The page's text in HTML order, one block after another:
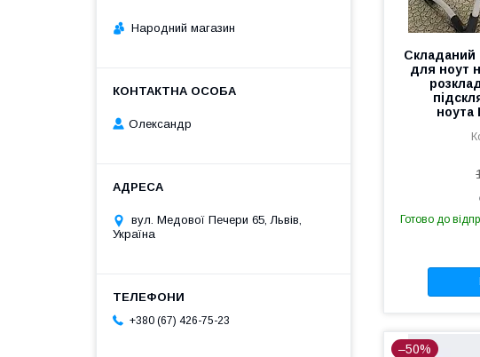
Складаний
для ноут
ноута
Готово до
–50%
Народний магазин
Олександр
вул. Медової Печери 65, Львів,
Україна
+380 (67) 426-75-23